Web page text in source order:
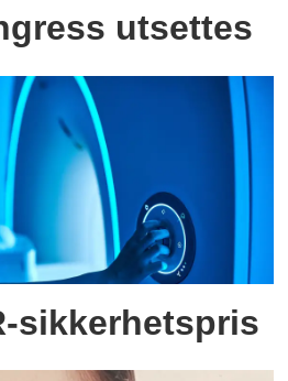
utsettes
sikkerhetspris